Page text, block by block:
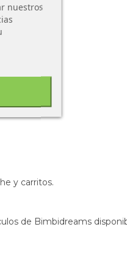
y carritos.
de Bimbidreams
nuestros